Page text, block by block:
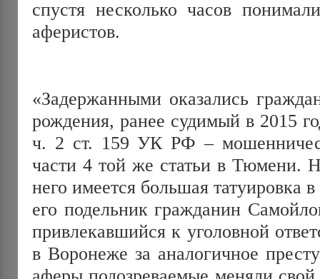
спустя несколько часов
аферистов.
«Задержанными оказались
рождения, ранее судимый в 2015
ч. 2 ст. 159 УК РФ –
части 4 той же статьи в Тюмени.
него имеется большая татуировка
его подельник гражданин
привлекавшийся к уголовной
в Воронеже за аналогичное